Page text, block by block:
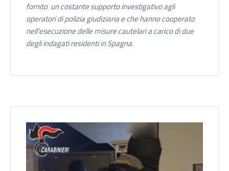
fornito un costante supporto investigativo agli
operatori di polizia giudiziaria e che hanno cooperato
nell’esecuzione delle misure cautelari a carico di due
degli indagati residenti in Spagna.